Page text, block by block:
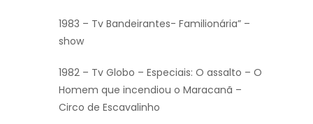
1983 – Tv Bandeirantes- Familionária” –
show
1982 – Tv Globo – Especiais: O assalto – O
Homem que incendiou o Maracanã –
Circo de Escavalinho